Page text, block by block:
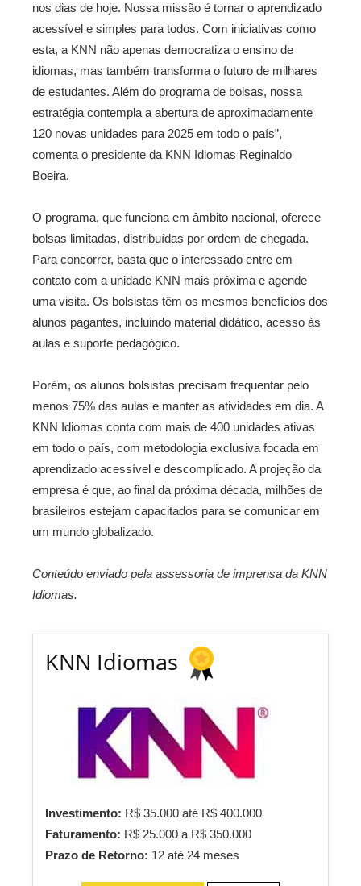
nos dias de hoje. Nossa missão é tornar o aprendizado
acessível e simples para todos. Com iniciativas como
esta, a KNN não apenas democratiza o ensino de
idiomas, mas também transforma o futuro de milhares
de estudantes. Além do programa de bolsas, nossa
estratégia contempla a abertura de aproximadamente
120 novas unidades para 2025 em todo o país”,
comenta o presidente da KNN Idiomas Reginaldo
Boeira.
O programa, que funciona em âmbito nacional, oferece
bolsas limitadas, distribuídas por ordem de chegada.
Para concorrer, basta que o interessado entre em
contato com a unidade KNN mais próxima e agende
uma visita. Os bolsistas têm os mesmos benefícios dos
alunos pagantes, incluindo material didático, acesso às
aulas e suporte pedagógico.
Porém, os alunos bolsistas precisam frequentar pelo
menos 75% das aulas e manter as atividades em dia. A
KNN Idiomas conta com mais de 400 unidades ativas
em todo o país, com metodologia exclusiva focada em
aprendizado acessível e descomplicado. A projeção da
empresa é que, ao final da próxima década, milhões de
brasileiros estejam capacitados para se comunicar em
um mundo globalizado.
Conteúdo enviado pela assessoria de imprensa da KNN
Idiomas.
KNN Idiomas
Investimento: R$ 35.000 até R$ 400.000
Faturamento: R$ 25.000 a R$ 350.000
Prazo de Retorno: 12 até 24 meses